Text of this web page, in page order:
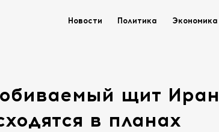
Новости Политика Экономика
щит
в планах